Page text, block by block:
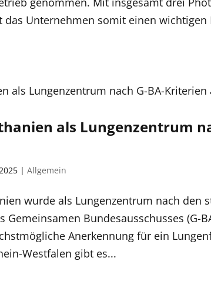
das Unternehmen somit einen
als Lungenzentrum
|Allgemein
wurde als Lungenzentrum nach den
Gemeinsamen Bundesausschusses (G-
Anerkennung für ein
Westfalen gibt es...